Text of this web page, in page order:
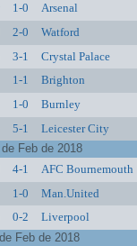
1-0 Arsenal
2-0 Watford
3-1 Crystal Palace
1-1 Brighton
1-0 Burnley
5-1 Leicester City
de Feb de 2018
4-1 AFC Bournemouth
1-0 Man.United
0-2 Liverpool
de Feb de 2018